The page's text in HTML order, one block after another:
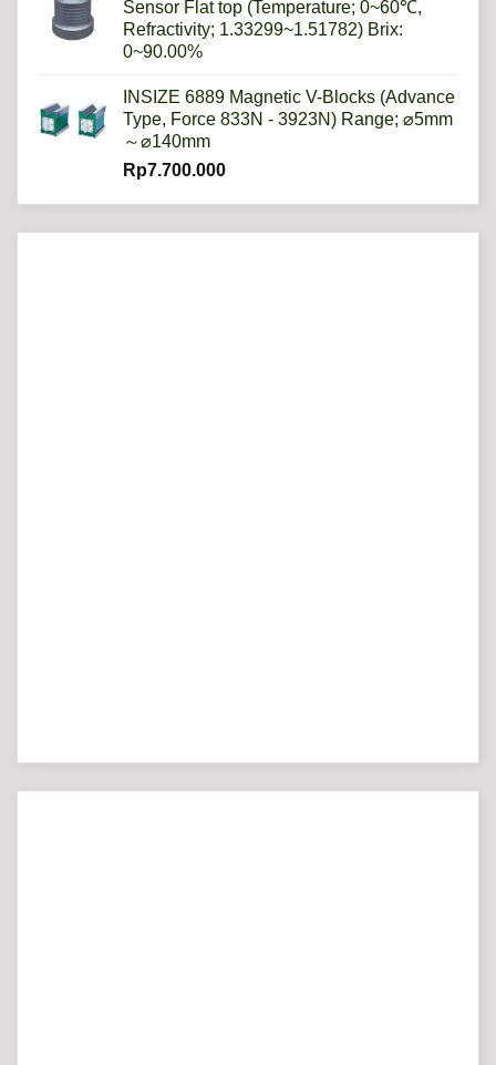
Sensor Flat top (Temperature; 0~60℃,
Refractivity; 1.33299~1.51782) Brix:
0~90.00%
INSIZE 6889 Magnetic V-Blocks (Advance
Type, Force 833N - 3923N) Range; ⌀5mm
～⌀140mm
Rp7.700.000